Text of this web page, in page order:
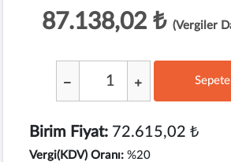
87.138,02 ₺ (Vergiler
Birim Fiyat:72.615,02 ₺
Vergi(KDV) Oranı: %20